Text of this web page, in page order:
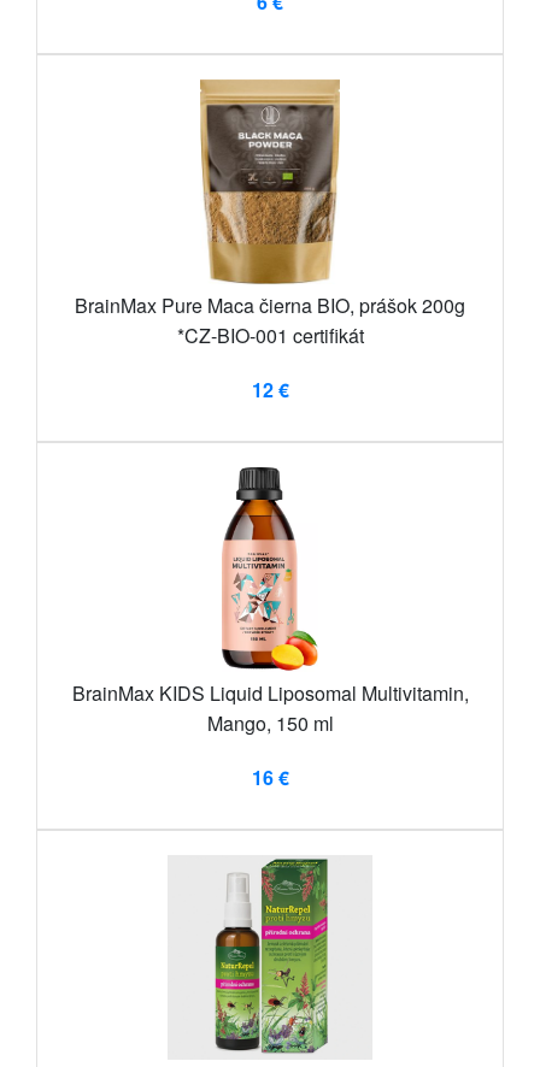
BrainMax Pure Maca čierna BIO, prášok 200g
*CZ-BIO-001 certifikát
12 €
BrainMax KIDS Liquid Liposomal Multivitamin,
Mango, 150 ml
16 €